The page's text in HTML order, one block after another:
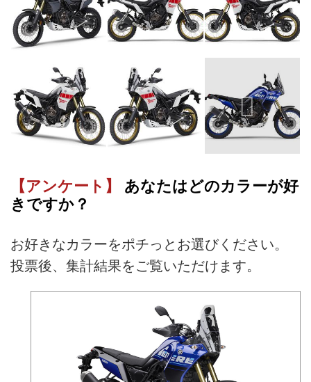
【アンケート】
あなたはどのカラーが好
きですか？
お好きなカラーをポチっとお選びください。
投票後、集計結果をご覧いただけます。